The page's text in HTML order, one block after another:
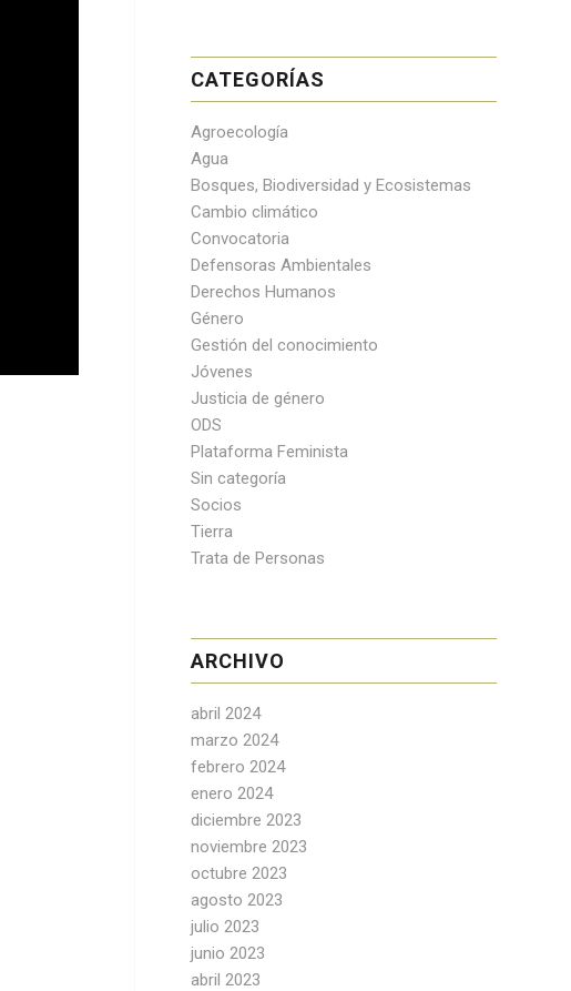
CATEGORÍAS
Agroecología
Agua
Bosques, Biodiversidad y Ecosistemas
Cambio climático
Convocatoria
Defensoras Ambientales
Derechos Humanos
Género
Gestión del conocimiento
Jóvenes
Justicia de género
ODS
Plataforma Feminista
Sin categoría
Socios
Tierra
Trata de Personas
ARCHIVO
abril 2024
marzo 2024
febrero 2024
enero 2024
diciembre 2023
noviembre 2023
octubre 2023
agosto 2023
julio 2023
junio 2023
abril 2023